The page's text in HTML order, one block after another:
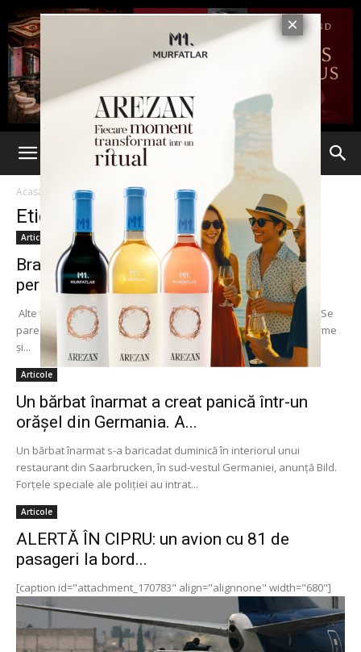
Acasă Etichete Inarmat
Etichetă: inarmat
Articole
Brazilia: Un bărbat înarmat a ucis 12
persoane care sărbătoreau trecerea...
Alte trei persoane au fost rănite în atacul armat din Campinas.Se
pare că atacatorul a pătruns în locuinţa familiei cu mai multe arme
şi...
Articole
Un bărbat înarmat a creat panică într-un
orășel din Germania. A...
Un bărbat înarmat s-a baricadat duminică în interiorul unui
restaurant din Saarbrucken, în sud-vestul Germaniei, anunță Bild.
Forțele speciale ale poliției au intrat...
Articole
ALERTĂ ÎN CIPRU: un avion cu 81 de
pasageri la bord...
[caption id="attachment_170783" align="alignnone" width="680"]